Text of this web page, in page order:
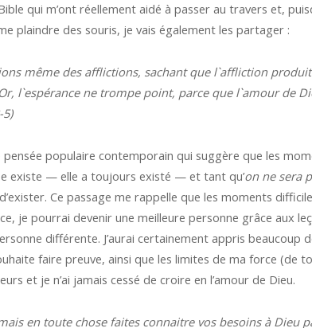
qui m’ont réellement aidé à passer au travers et,
plaindre des souris, je vais également les partager :
même des afflictions, sachant que l`affliction
Or, l`espérance ne trompe point, parce que l`amour de
pensée populaire contemporain qui suggère que les
existe — elle a toujours existé — et tant qu’on ne sera
Ce passage me rappelle que les moments
je pourrai devenir une meilleure personne grâce aux
différente. J’aurai certainement appris beaucoup
faire preuve, ainsi que les limites de ma force (de
et je n’ai jamais cessé de croire en l’amour de Dieu.
en toute chose faites connaitre vos besoins à Dieu